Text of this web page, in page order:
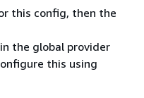
this config, then the
the global provider
this using